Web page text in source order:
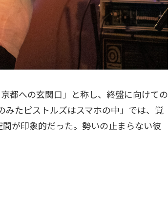
都への玄関口」と称し、終盤に向けての
たピストルズはスマホの中」では、覚
が印象的だった。勢いの止まらない彼